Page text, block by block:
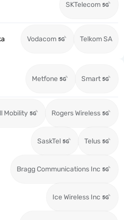
SKTelecom
Vodacom Telkom SA
Metfone Smart
Mobility Rogers Wireless
SaskTel Telus
Bragg Communications Inc
Ice Wireless Inc